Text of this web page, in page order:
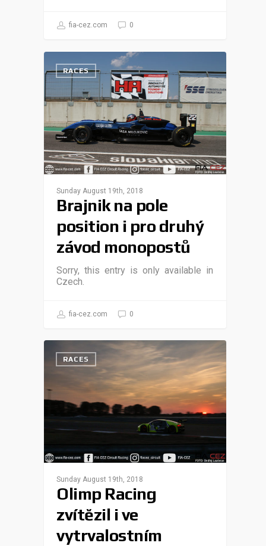
fia-cez.com 0
RACES
Sunday August 19th, 2018
Brajnik na pole
position i pro druhý
závod monopostů
Sorry, this entry is only available in
Czech.
fia-cez.com 0
RACES
Sunday August 19th, 2018
Olimp Racing
zvítězil i ve
vytrvalostním